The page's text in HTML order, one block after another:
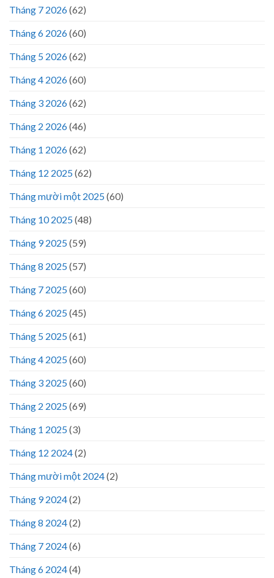
Tháng 7 2026(62)
Tháng 6 2026(60)
Tháng 5 2026(62)
Tháng 4 2026(60)
Tháng 3 2026(62)
Tháng 2 2026(46)
Tháng 1 2026(62)
Tháng 12 2025(62)
Tháng mười một 2025(60)
Tháng 10 2025(48)
Tháng 9 2025(59)
Tháng 8 2025(57)
Tháng 7 2025(60)
Tháng 6 2025(45)
Tháng 5 2025(61)
Tháng 4 2025(60)
Tháng 3 2025(60)
Tháng 2 2025(69)
Tháng 1 2025(3)
Tháng 12 2024(2)
Tháng mười một 2024(2)
Tháng 9 2024(2)
Tháng 8 2024(2)
Tháng 7 2024(6)
Tháng 6 2024(4)